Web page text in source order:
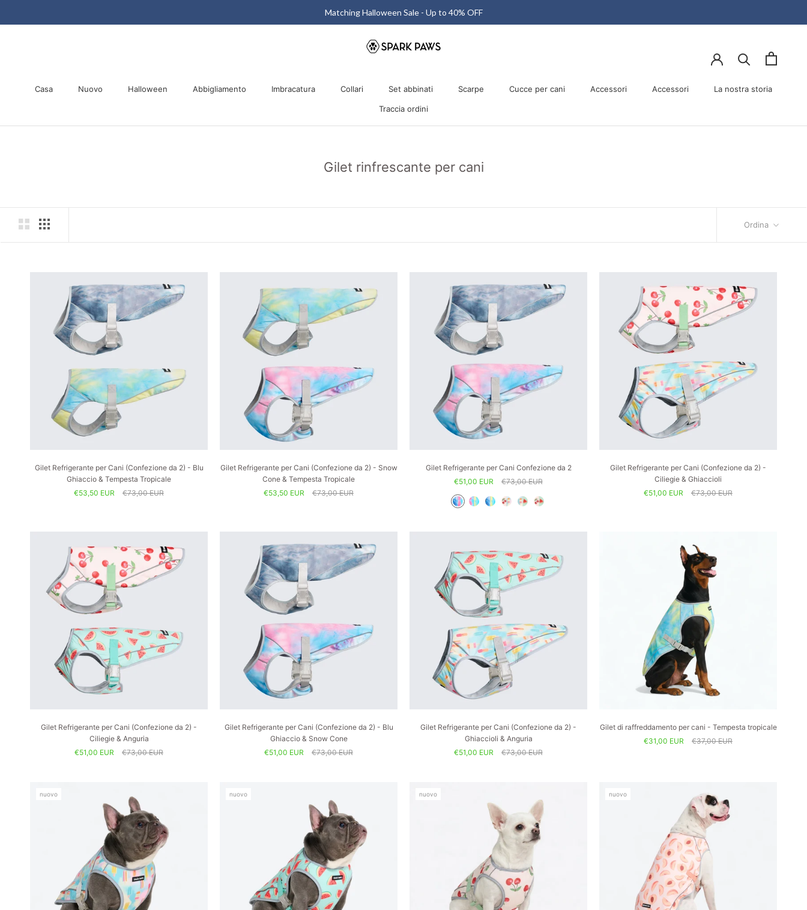
Matching Halloween Sale - Up to 40% OFF
Casa Nuovo Halloween Abbigliamento Imbracatura Collari Set abbinati Scarpe Cucce per cani Accessori Accessori La nostra storia
Traccia ordini
Gilet rinfrescante per cani
Ordina
Gilet Refrigerante per Cani (Confezione da 2) - Blu
Ghiaccio & Tempesta Tropicale
€53,50 EUR
€73,00 EUR
Gilet Refrigerante per Cani (Confezione da 2) - Snow
Cone & Tempesta Tropicale
€53,50 EUR
€73,00 EUR
Gilet Refrigerante per Cani Confezione da 2
€51,00 EUR
€73,00 EUR
Gilet Refrigerante per Cani (Confezione da 2) -
Ciliegie & Ghiaccioli
€51,00 EUR
€73,00 EUR
Gilet Refrigerante per Cani (Confezione da 2) -
Ciliegie & Anguria
€51,00 EUR
€73,00 EUR
Gilet Refrigerante per Cani (Confezione da 2) - Blu
Ghiaccio & Snow Cone
€51,00 EUR
€73,00 EUR
Gilet Refrigerante per Cani (Confezione da 2) -
Ghiaccioli & Anguria
€51,00 EUR
€73,00 EUR
Gilet di raffreddamento per cani - Tempesta tropicale
€31,00 EUR
€37,00 EUR
nuovo nuovo nuovo nuovo